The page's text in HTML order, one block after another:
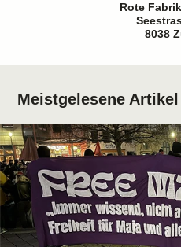
Rote
8038
Meistgelesene Artikel